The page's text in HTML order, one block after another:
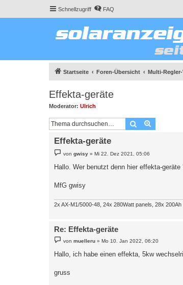
Schnellzugriff FAQ
Startseite Foren-Übersicht Multi-
Effekta-geräte
Moderator: Ulrich
Suche
Effekta-geräte
e
i
t
a
g
vongwisy »Mi 22. Dez 2021, 05:06
Hallo. Wer benutzt denn hier effekta-geräte
MfG gwisy
2x AX-M1/5000-48, 24x 280Watt panels, 28x 200Ah
Re: Effekta-geräte
e
i
t
g
vonmuelleru »Mo 10. Jan 2022, 06:20
Hallo, ich habe einen effekta, 5kw
gruss